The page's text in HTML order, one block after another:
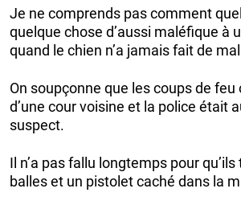
Je ne comprends pas comment
quelque chose d’aussi maléfique à
quand le chien n’a jamais fait de
On soupçonne que les coups de
d’une cour voisine et la police était
suspect.
Il n’a pas fallu longtemps pour
balles et un pistolet caché dans la